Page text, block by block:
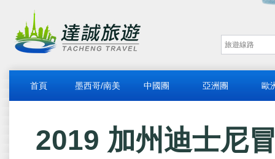
首頁 墨西哥/南美 中國團 亞洲團 歐
2019 加州迪士尼